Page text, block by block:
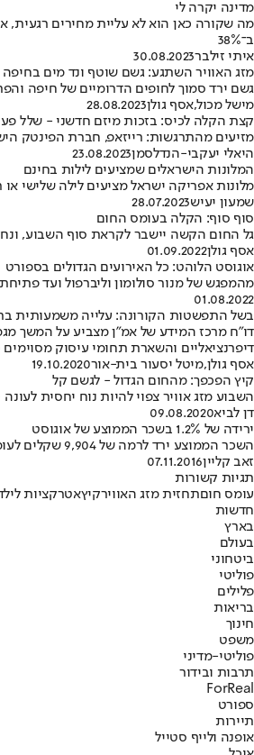
מדינה יקרה לי
ב־38%
איתי זילבר30.08.2023
מזג האוויר השתגע: גשם שוטף ונד מים בחיפה
גשם ירד סמוך לחופים הדרומיים של חיפה
מישל מכול,אסף גולן28.08.2023
קצת הקלה לכיס: בזכות מיזם חדשני - שלל
מזיעים מהתרגשות: רייזאפ, חברת הפינטק
היאלי יעקבי-הנדלסמן23.08.2023
המלונות הישראלים שמציעים לילות בחינם
מלונות אפריקה ישראל מציעים לילה שלישי
שמעון יעיש28.07.2023
סוף סוף: הקלה בעומס החום
גל החום הקשה יישבר לקראת סוף השבוע, ונחזור
אסף גולן01.09.2022
אוגוסט הלוהט: כל האירועים הגדולים בספורט
מהמפגש של מנור סולומון וליברפול ועד
01.08.2022
בשל התפשטות הקורונה: עלייה משמעותית
דו"ח מרכז המידע של אמ"ן מצביע על המשך
דיפרנציאליים והשארת תחומי עיסוק מסוימים
אסף גולן,מיטל יסעור בית-אור19.10.2020
קיץ הפכפך: מהחום הגדול - לגשם קל
השבוע מזג אוויר צפוי להיות נוח יחסית
דן לביא09.08.2020
ירידה של 1.2% בשכר הממוצע של אוגוסט
השכר הממוצע ירד לרמה של 9,904 שקלים לעומת 10,023 שקלים ביולי • ירידה של 119 שקלים בחודש • מיוני עד אוגוסט: ירידה של 3.1%
זאב קליין07.11.2016
תגיות קשורות
עומס חוםתחזית מזג האווירקיץאטרקציות
חדשות
בארץ
בעולם
ביטחוני
פוליטי
פלילים
בריאות
חינוך
משפט
פוליטי-מדיני
תרבות ובידור
ForReal
ספורט
תיירות
אופנה ולייף סטייל